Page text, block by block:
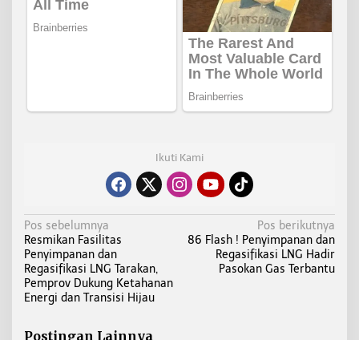
Ikuti Kami
N
a
v
i
g
Pos sebelumnya
Resmikan Fasilitas
Penyimpanan dan
Regasifikasi LNG Tarakan,
Pemprov Dukung Ketahanan
Energi dan Transisi Hijau
Pos berikutnya
86 Flash ! Penyimpanan dan
Regasifikasi LNG Hadir
Pasokan Gas Terbantu
Postingan Lainnya